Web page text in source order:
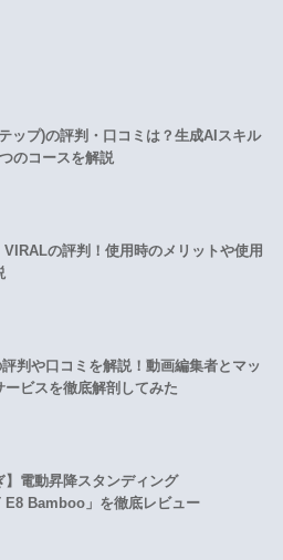
ップ)の評判・口コミは？生成AIスキル
のコースを解説
VIRALの評判！使用時のメリットや使用
判や口コミを解説！動画編集者とマッ
ービスを徹底解剖してみた
】電動昇降スタンディング
E8 Bamboo」を徹底レビュー